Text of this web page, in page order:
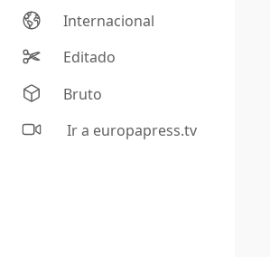
Internacional
Editado
Bruto
Ir a europapress.tv